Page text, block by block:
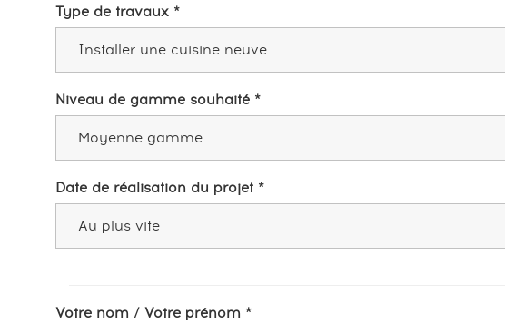
Type de travaux *
Niveau de gamme souhaité *
Date de réalisation du projet *
Votre nom / Votre prénom *